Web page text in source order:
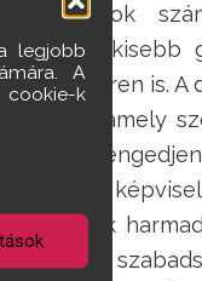
legjobb
A
k
a diákok
A legkisebb
fizikai téren is.
javaslat, amely
súlyából
testsúlyuk
oktatás